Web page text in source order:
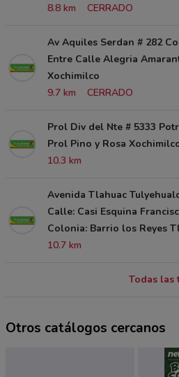
8.8 km
CERRADO
Av Aquiles Serdan # 282
Entre Calle Alegria
Xochimilco
9.7 km
CERRADO
Prol Div del Nte # 5333
Prol Pino y Rosa
10.3 km
Avenida Tlahuac
Calle: Casi Esquina
Colonia: Barrio los Reyes
10.7 km
Todas las
Otros catálogos cercanos